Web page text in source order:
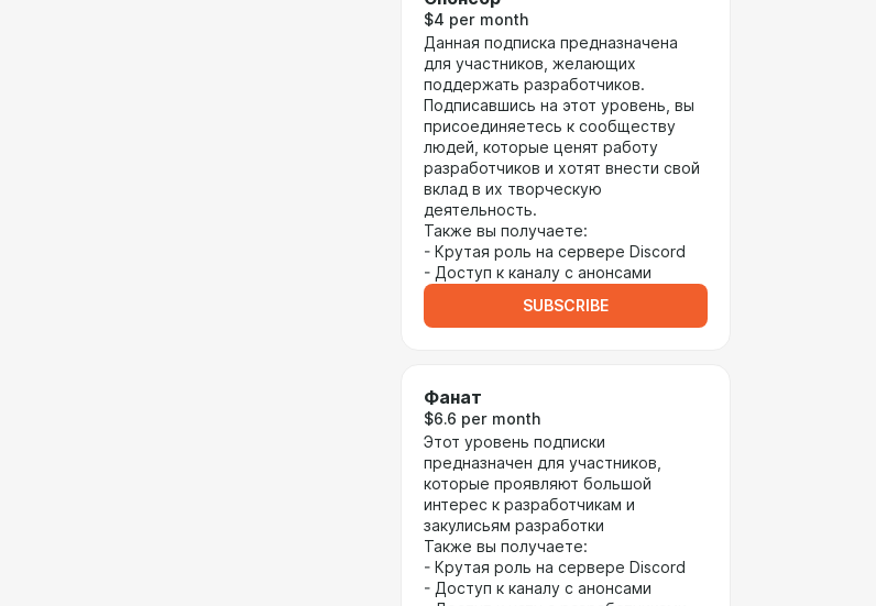
$4 per month
Данная подписка предназначена
для участников, желающих
поддержать разработчиков.
Подписавшись на этот уровень, вы
присоединяетесь к сообществу
людей, которые ценят работу
разработчиков и хотят внести свой
вклад в их творческую
деятельность.
Также вы получаете:
- Крутая роль на сервере Discord
- Доступ к каналу с анонсами
SUBSCRIBE
Фанат
$6.6 per month
Этот уровень подписки
предназначен для участников,
которые проявляют большой
интерес к разработчикам и
закулисьям разработки
Также вы получаете:
- Крутая роль на сервере Discord
- Доступ к каналу с анонсами